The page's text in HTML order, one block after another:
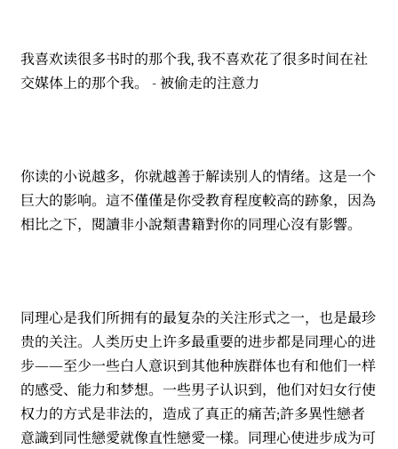
我喜欢读很多书时的那个我, 我不喜欢花了很多时间在社
交媒体上的那个我。 - 被偷走的注意力
你读的小说越多，你就越善于解读别人的情绪。这是一个
巨大的影响。這不僅僅是你受教育程度較高的跡象，因為
相比之下，閱讀非小說類書籍對你的同理心沒有影響。
同理心是我们所拥有的最复杂的关注形式之一，也是最珍
贵的关注。人类历史上许多最重要的进步都是同理心的进
步——至少一些白人意识到其他种族群体也有和他们一样
的感受、能力和梦想。一些男子认识到，他们对妇女行使
权力的方式是非法的，造成了真正的痛苦;許多異性戀者
意識到同性戀愛就像直性戀愛一樣。同理心使进步成为可